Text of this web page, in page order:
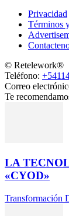
Privacidad
Términos
© Retelework®
Teléfono:
Correo
Te
LA
«CYOD»
Transformación